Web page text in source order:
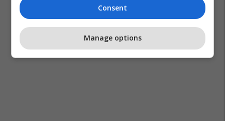
Consent
Manage options